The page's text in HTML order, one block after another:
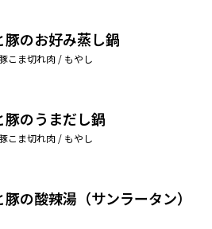
豚のお好み蒸し鍋
こま切れ肉 / もやし
豚のうまだし鍋
こま切れ肉 / もやし
の酸辣湯（サンラータン）